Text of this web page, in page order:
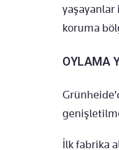
yaşayanlar
koruma
OYLAMA
İlk fabrika